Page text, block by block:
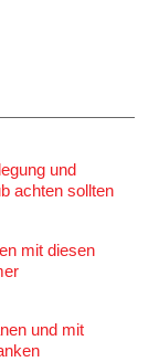
und
achten sollten
mit diesen
und mit